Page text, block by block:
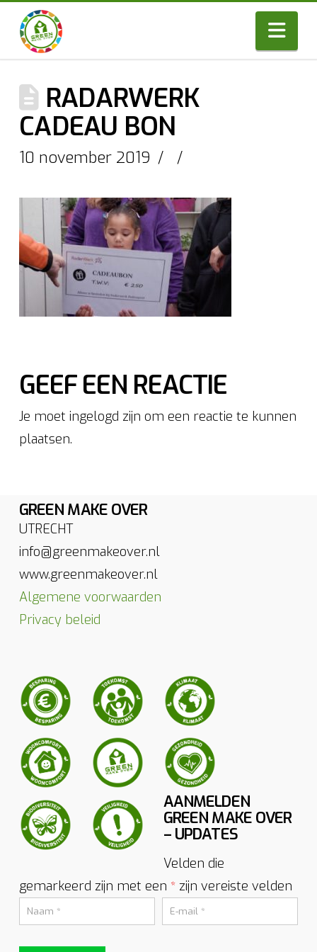
RADARWERK
CADEAU BON
10 november 2019
GEEF EEN REACTIE
Je moet ingelogd zijn om een reactie te kunnen
plaatsen.
GREEN MAKE OVER
UTRECHT
info@greenmakeover.nl
www.greenmakeover.nl
Algemene voorwaarden
Privacy beleid
AANMELDEN
GREEN MAKE OVER
– UPDATES
Velden die
gemarkeerd zijn met een *zijn vereiste velden